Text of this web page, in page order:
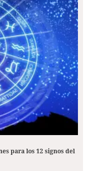
para los 12 signos del